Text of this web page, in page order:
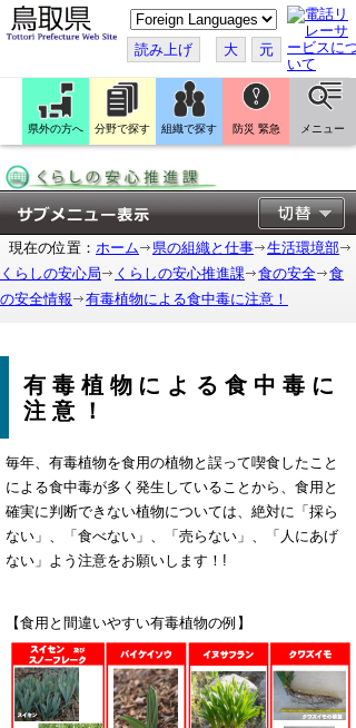
こ
の
ペ
ー
ジ
翻
訳
す
読み上げ 大 元
県外の方へ 分野で探す 組織で探す 防災 緊急 メニュー
現在の位置： ホーム 県の組織と仕事
生活環境部
くらしの安心局
くらしの安心推進課 食の安全
食
の安全情報
有毒植物による食中毒に注意！
有毒植物による食中毒に
注意！
毎年、有毒植物を食用の植物と誤って喫食したこと
による食中毒が多く発生していることから、食用と
確実に判断できない植物については、絶対に「採ら
ない」、「食べない」、「売らない」、「人にあげ
ない」よう注意をお願いします！!
【食用と間違いやすい有毒植物の例】